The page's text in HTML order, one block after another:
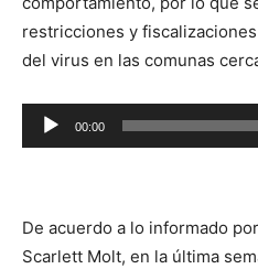
restricciones y
del virus en las comunas
Reproductor
de
00:00
De acuerdo a lo informado
Scarlett Molt, en la última